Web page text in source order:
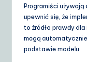
Programiści używają
upewnić się, że
to źródło prawdy
mogą
podstawie modelu.